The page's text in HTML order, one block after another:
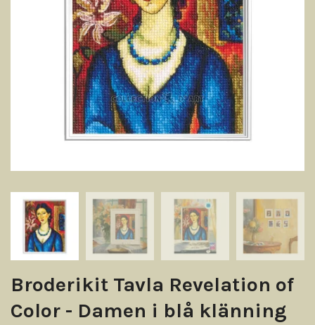
Broderikit Tavla Revelation of
Color - Damen i blå klänning